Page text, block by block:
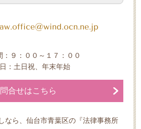
：９：００～１７：００
：土日祝、年末年始
合せはこちら
なら、仙台市青葉区の『法律事務所